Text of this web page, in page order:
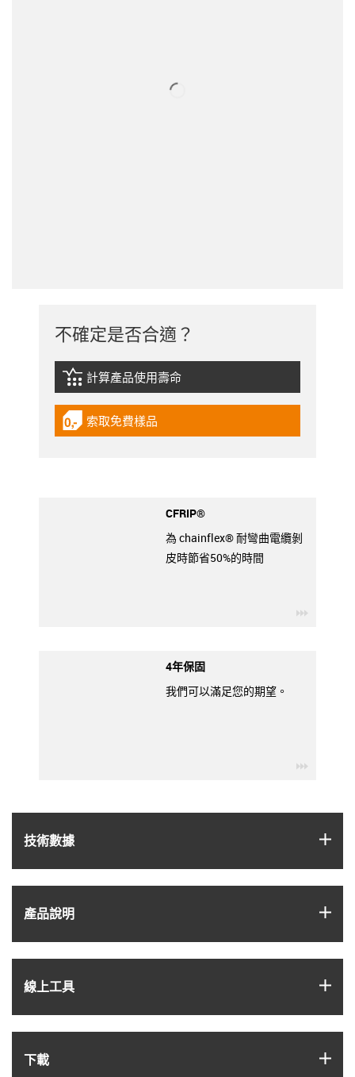
技術數據
產品說明
線上工具
下載
不確定是否合適？
igus-icon-lebensdauerrechner
計算產品使用壽命
igus-icon-gratismuster
索取免費樣品
CFRIP®
為 chainflex® 耐彎曲電纜剝
皮時節省50%的時間
4年保固
我們可以滿足您的期望。